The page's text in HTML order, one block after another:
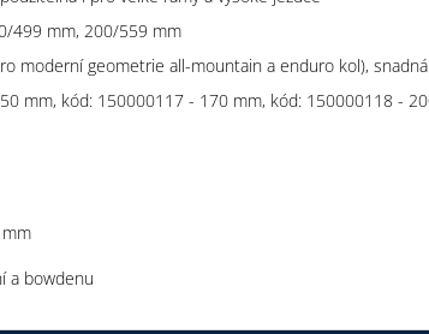
mm, 200/559 mm
moderní geometrie all-mountain a enduro kol),
mm, kód: 150000117 - 170 mm, kód: 150000118 -
a bowdenu